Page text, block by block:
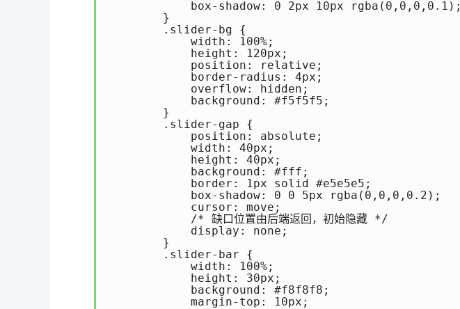
            box-shadow: 0 2px 10px rgba(0,0,0,0.1);
        }
        .slider-bg {
            width: 100%;
            height: 120px;
            position: relative;
            border-radius: 4px;
            overflow: hidden;
            background: #f5f5f5;
        }
        .slider-gap {
            position: absolute;
            width: 40px;
            height: 40px;
            background: #fff;
            border: 1px solid #e5e5e5;
            box-shadow: 0 0 5px rgba(0,0,0,0.2);
            cursor: move;
            /* 缺口位置由后端返回，初始隐藏 */
            display: none;
        }
        .slider-bar {
            width: 100%;
            height: 30px;
            background: #f8f8f8;
            margin-top: 10px;